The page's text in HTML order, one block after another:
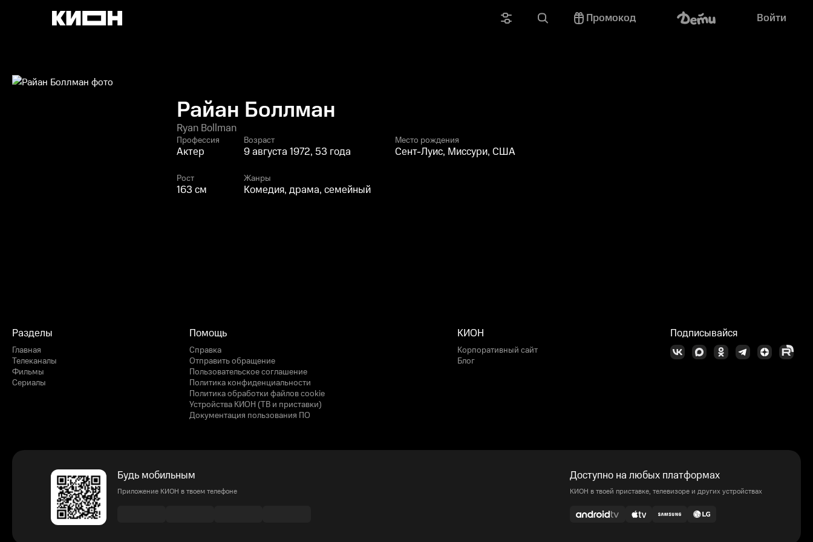
Промокод Войти
Райан Боллман
Ryan Bollman
Профессия
Актер
Возраст
9 августа 1972, 53 года
Место рождения
Сент-Луис, Миссури, США
Рост
163 см
Жанры
Комедия, драма, семейный
Разделы
Главная
Телеканалы
Фильмы
Сериалы
Помощь
Справка
Отправить обращение
Пользовательское соглашение
Политика конфиденциальности
Политика обработки файлов cookie
Устройства КИОН (ТВ и приставки)
Документация пользования ПО
КИОН
Корпоративный сайт
Блог
Подписывайся
Будь мобильным
Приложение КИОН в твоем телефоне
Доступно на любых платформах
КИОН в твоей приставке, телевизоре и других устройствах